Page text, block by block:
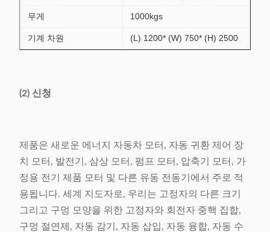
무게 1000kgs
기계 차원 (L) 1200* (W) 750* (H) 2500
(2) 신청
제품은 새로운 에너지 자동차 모터, 자동 귀환 제어 장
치 모터, 발전기, 삼상 모터, 펌프 모터, 압축기 모터, 가
정용 전기 제품 모터 및 다른 유동 전동기에서 주로 적
용됩니다. 세계 지도자로, 우리는 고정자의 다른 크기
그리고 구멍 모양을 위한 고정자와 회전자 중핵 집합,
구멍 절연제, 자동 감기, 자동 삽입, 자동 융합, 자동 수